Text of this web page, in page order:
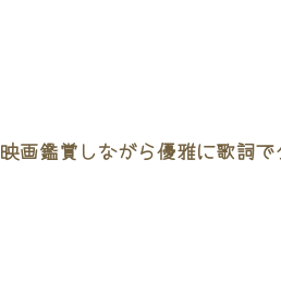
映画鑑賞しながら優雅に歌詞